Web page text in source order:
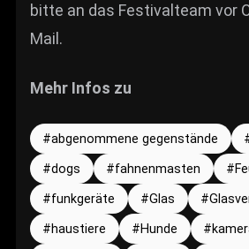
bitte an das Festivalteam vor
Mail.
Mehr Infos zu
abgenommene gegenstände
dogs
fahnenmasten
funkgeräte
Glas
haustiere
Hunde